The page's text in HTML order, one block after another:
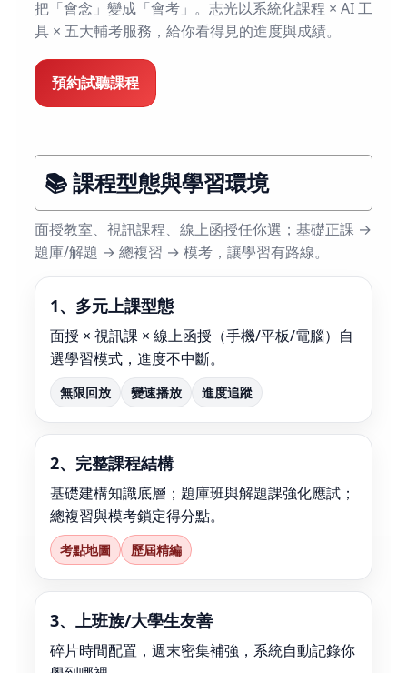
把「會念」變成「會考」。志光以系統化課程 × AI 工
具 × 五大輔考服務，給你看得見的進度與成績。
預約試聽課程
📚 課程型態與學習環境
面授教室、視訊課程、線上函授任你選；基礎正課 →
題庫/解題 → 總複習 → 模考，讓學習有路線。
1、多元上課型態
面授 × 視訊課 × 線上函授（手機/平板/電腦）自
選學習模式，進度不中斷。
無限回放 變速播放 進度追蹤
2、完整課程結構
基礎建構知識底層；題庫班與解題課強化應試；
總複習與模考鎖定得分點。
考點地圖 歷屆精編
3、上班族/大學生友善
碎片時間配置，週末密集補強，系統自動記錄你